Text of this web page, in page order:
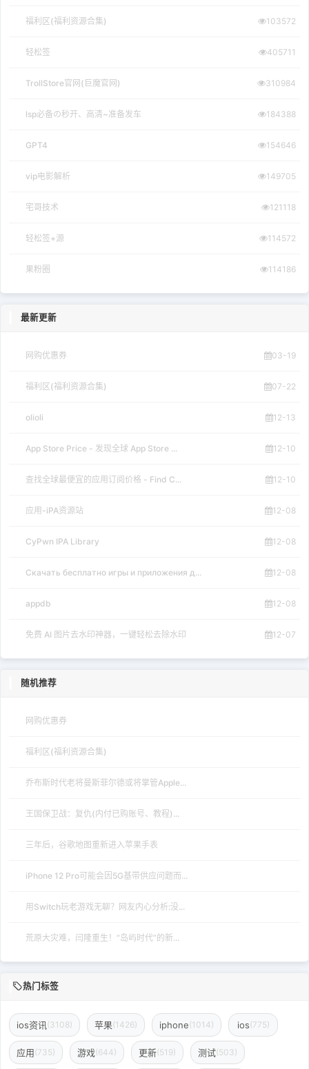
福利区(福利资源合集) 103572
轻松签 405711
TrollStore官网(巨魔官网) 310984
lsp必备の秒开、高清~准备发车 184388
GPT4 154646
vip电影解析 149705
宅哥技术 121118
轻松签+源 114572
果粉圈 114186
最新更新
网购优惠券 03-19
福利区(福利资源合集) 07-22
olioli 12-13
App Store Price - 发现全球 App Store ... 12-10
查找全球最便宜的应用订阅价格 - Find C... 12-10
应用-iPA资源站 12-08
CyPwn IPA Library 12-08
Скачать бесплатно игры и приложения д... 12-08
appdb 12-08
免费 AI 图片去水印神器，一键轻松去除水印 12-07
随机推荐
网购优惠券
福利区(福利资源合集)
乔布斯时代老将曼斯菲尔德或将掌管Apple...
王国保卫战：复仇(内付已购账号、教程)...
三年后，谷歌地图重新进入苹果手表
iPhone 12 Pro可能会因5G基带供应问题而...
用Switch玩老游戏无聊？网友内心分析:没...
荒原大灾难，闫隆重生！“岛屿时代”的新...
热门标签
ios资讯 (3108) 苹果(1426) iphone(1014) ios(775)
应用(735) 游戏(644) 更新(519) 测试(503)